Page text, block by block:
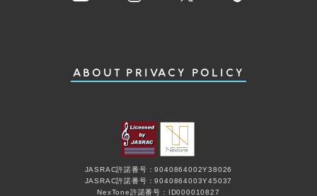
ABOUT PRIVACY POLICY
JASRAC許諾番号：9040864002Y38026
JASRAC許諾番号：9040864003Y45037
NexTone許諾番号：ID000010827